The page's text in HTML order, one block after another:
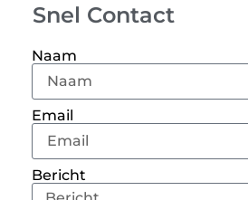
Snel Contact
Naam
Email
Bericht